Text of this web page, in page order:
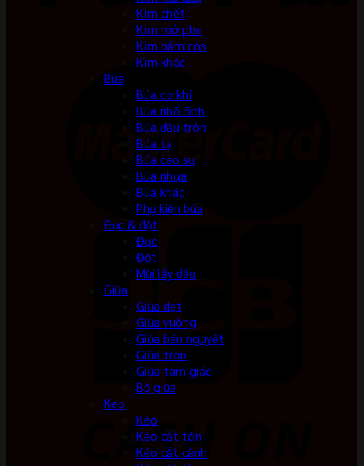
Kìm chết
Kìm mở phe
Kìm bấm cos
Kìm khác
Búa
Búa cơ khí
Búa nhổ đinh
Búa đầu tròn
Búa tạ
Búa cao su
Búa nhựa
Búa khác
Phụ kiện búa
Đục & đột
Đục
Đột
Mũi lấy dấu
Giũa
Giũa dẹt
Giũa vuông
Giũa bán nguyệt
Giũa tròn
Giũa tam giác
Bộ giũa
Kéo
Kéo
Kéo cắt tôn
Kéo cắt cành